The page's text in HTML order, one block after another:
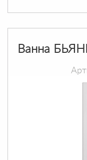
Ванна